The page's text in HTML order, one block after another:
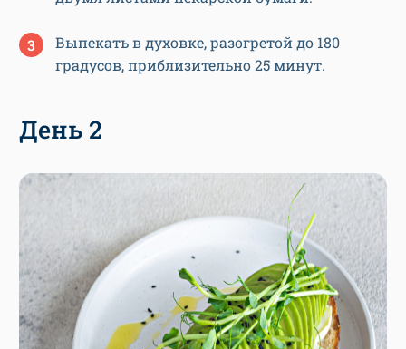
Выпекать в духовке, разогретой до 180
градусов, приблизительно 25 минут.
День 2